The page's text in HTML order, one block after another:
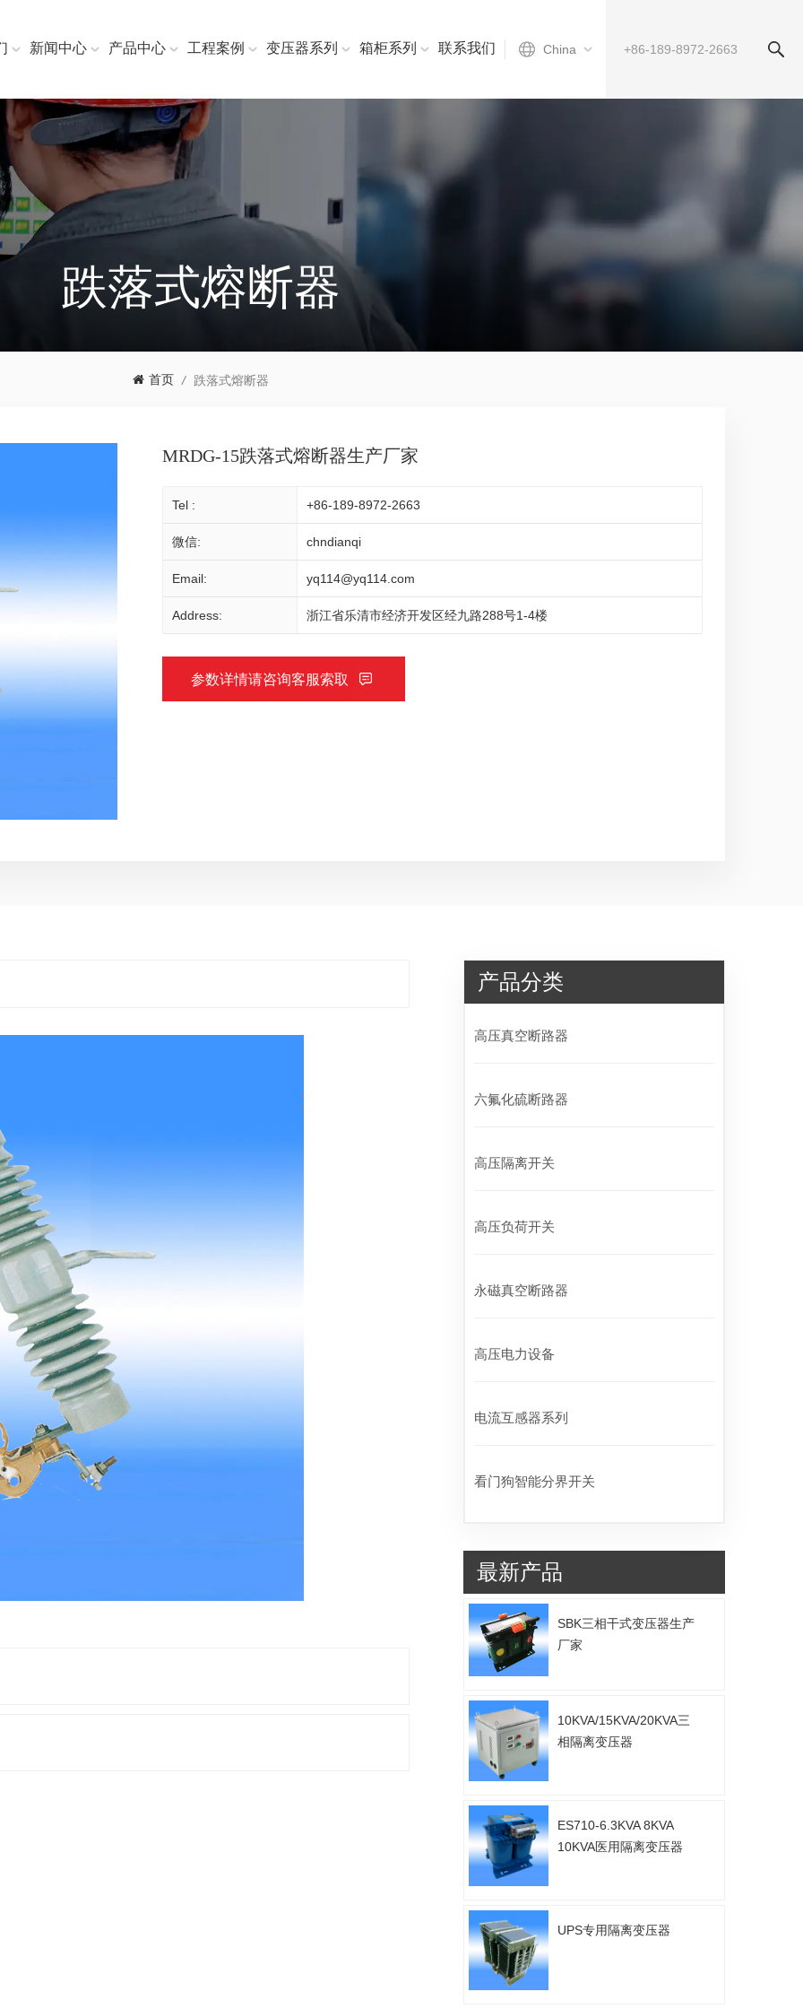
China
新闻中心 产品中心 工程案例 变压器系列 箱柜系列 联系我们
跌落式熔断器
首页 / 跌落式熔断器
MRDG-15跌落式熔断器生产厂家
Tel : +86-189-8972-2663
微信: chndianqi
Email: yq114@yq114.com
Address: 浙江省乐清市经济开发区经九路288号1-4楼
参数详情请咨询客服索取
产品分类
高压真空断路器
六氟化硫断路器
高压隔离开关
高压负荷开关
永磁真空断路器
高压电力设备
电流互感器系列
看门狗智能分界开关
最新产品
SBK三相干式变压器生产
厂家
10KVA/15KVA/20KVA三
相隔离变压器
ES710-6.3KVA 8KVA
10KVA医用隔离变压器
UPS专用隔离变压器